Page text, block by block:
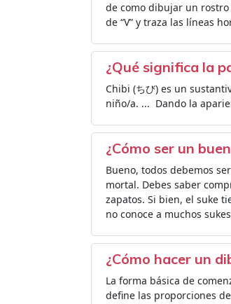
de como dibujar un
de “V” y traza las líneas
¿Qué significa la
Chibi (ちび) es un
niño/a. ... ​​ Dando la
¿Cómo ser un
Bueno, todos debemos
mortal. Debes saber
zapatos. Si bien, el suke
no conoce a muchos
¿Cómo hacer un
La forma básica de
define las proporciones